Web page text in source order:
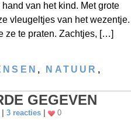
van het kind. Met grote
vleugeltjes van het wezentje.
ze te praten. Zachtjes, […]
, NATUUR ,
GEGEVEN
3 reacties 0